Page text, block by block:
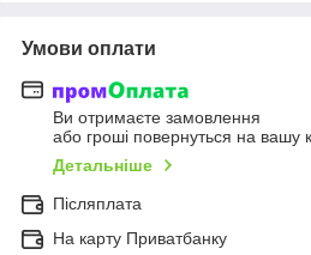
Умови оплати
Ви отримаєте замовлення
або гроші повернуться на вашу
Детальніше
Післяплата
На карту Приватбанку